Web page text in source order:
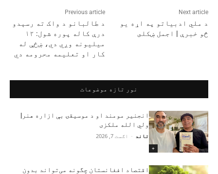
Previous article
د طالبانو د واک ته رسېدو
درې کاله پوره شول: ۱۲
میلیونه وږي دي، ښځې له
کار او تعلیمه محرومه دي
Next article
د ملي ادبياتو په اړه يو
څو خبرې | اجمل ښکلى
نور تازه موضوعات
+
انجنیر مومند او د موسیقۍ بې‌ ازاره هنر|
ولي الله ملکزی
تاند - اګست 7, 2026
اقتصاد افغانستان چگونه می‌تواند بدون